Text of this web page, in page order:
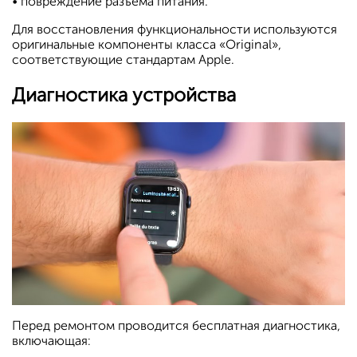
Для восстановления функциональности используются
оригинальные компоненты класса «Original»,
соответствующие стандартам Apple.
Диагностика устройства
Перед ремонтом проводится бесплатная диагностика,
включающая: